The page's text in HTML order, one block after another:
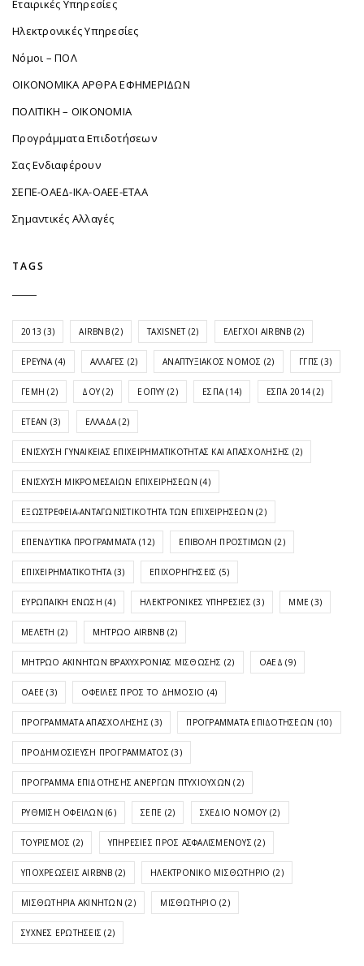
Εταιρικές Υπηρεσίες
Ηλεκτρονικές Υπηρεσίες
Νόμοι – ΠΟΛ
ΟΙΚΟΝΟΜΙΚΑ ΑΡΘΡΑ ΕΦΗΜΕΡΙΔΩΝ
ΠΟΛΙΤΙΚΗ – ΟΙΚΟΝΟΜΙΑ
Προγράμματα Επιδοτήσεων
Σας Ενδιαφέρουν
ΣΕΠΕ-ΟΑΕΔ-ΙΚΑ-ΟΑΕΕ-ΕΤΑΑ
Σημαντικές Αλλαγές
TAGS
2013 (3) AIRBNB(2) TAXISNET(2) ΈΛΕΓΧΟΙ AIRBNB (2)
ΈΡΕΥΝΑ (4) ΑΛΛΑΓΈΣ (2) ΑΝΑΠΤΥΞΙΑΚΌΣ ΝΌΜΟΣ (2) ΓΓΠΣ (3)
ΓΕΜΗ (2) ΔΟΥ (2) ΕΟΠΥΥ (2) ΕΣΠΑ (14) ΕΣΠΑ 2014 (2)
ΕΤΕΑΝ (3) ΕΛΛΆΔΑ (2)
ΕΝΊΣΧΥΣΗ ΓΥΝΑΙΚΕΊΑΣ ΕΠΙΧΕΙΡΗΜΑΤΙΚΌΤΗΤΑΣ ΚΑΙ ΑΠΑΣΧΌΛΗΣΗΣ (2)
ΕΝΊΣΧΥΣΗ ΜΙΚΡΟΜΕΣΑΊΩΝ ΕΠΙΧΕΙΡΉΣΕΩΝ (4)
ΕΞΩΣΤΡΈΦΕΙΑ-ΑΝΤΑΓΩΝΙΣΤΙΚΌΤΗΤΑ ΤΩΝ ΕΠΙΧΕΙΡΉΣΕΩΝ (2)
ΕΠΕΝΔΥΤΙΚΆ ΠΡΟΓΡΆΜΜΑΤΑ (12) ΕΠΙΒΟΛΉ ΠΡΟΣΤΊΜΩΝ (2)
ΕΠΙΧΕΙΡΗΜΑΤΙΚΌΤΗΤΑ (3) ΕΠΙΧΟΡΗΓΉΣΕΙΣ (5)
ΕΥΡΩΠΑΪΚΉ ΈΝΩΣΗ (4) ΗΛΕΚΤΡΟΝΙΚΈΣ ΥΠΗΡΕΣΊΕΣ (3) ΜΜΕ (3)
ΜΕΛΈΤΗ (2) ΜΗΤΡΏΟ AIRBNB (2)
ΜΗΤΡΏΟ ΑΚΙΝΉΤΩΝ ΒΡΑΧΥΧΡΌΝΙΑΣ ΜΊΣΘΩΣΗΣ (2) ΟΑΕΔ (9)
ΟΑΕΕ (3) ΟΦΕΙΛΈΣ ΠΡΟΣ ΤΟ ΔΗΜΌΣΙΟ (4)
ΠΡΟΓΡΆΜΜΑΤΑ ΑΠΑΣΧΌΛΗΣΗΣ (3) ΠΡΟΓΡΆΜΜΑΤΑ ΕΠΙΔΟΤΉΣΕΩΝ (10)
ΠΡΟΔΗΜΟΣΊΕΥΣΗ ΠΡΟΓΡΆΜΜΑΤΟΣ (3)
ΠΡΌΓΡΑΜΜΑ ΕΠΙΔΌΤΗΣΗΣ ΑΝΈΡΓΩΝ ΠΤΥΧΙΟΎΧΩΝ (2)
ΡΎΘΜΙΣΗ ΟΦΕΙΛΏΝ (6) ΣΕΠΕ (2) ΣΧΈΔΙΟ ΝΌΜΟΥ (2)
ΤΟΥΡΙΣΜΌΣ (2) ΥΠΗΡΕΣΊΕΣ ΠΡΟΣ ΑΣΦΑΛΙΣΜΈΝΟΥΣ (2)
ΥΠΟΧΡΕΏΣΕΙΣ AIRBNB (2) ΗΛΕΚΤΡΟΝΙΚΌ ΜΙΣΘΩΤΉΡΙΟ (2)
ΜΙΣΘΩΤΉΡΙΑ ΑΚΙΝΉΤΩΝ (2) ΜΙΣΘΩΤΉΡΙΟ (2)
ΣΥΧΝΈΣ ΕΡΩΤΉΣΕΙΣ (2)